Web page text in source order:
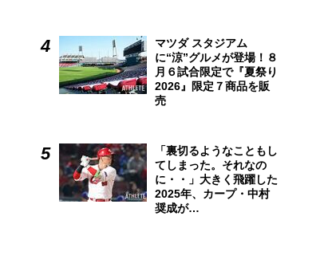
マツダ スタジアム
に“涼”グルメが登場！８
月６試合限定で『夏祭り
2026』限定７商品を販
売
「裏切るようなこともし
てしまった。それなの
に・・」大きく飛躍した
2025年、カープ・中村
奨成が…